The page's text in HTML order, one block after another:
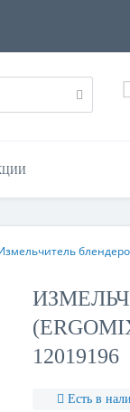
12019196
Есть в